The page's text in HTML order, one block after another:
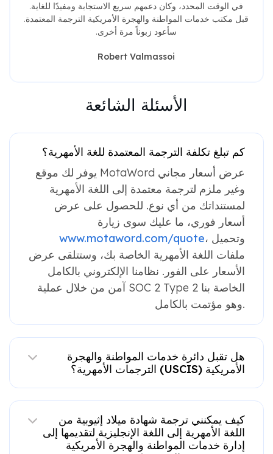
في الوقت المحدد، وكان دعمهم سريع الاستجابة ومفيدًا للغاية.
قبل مكتب خدمات المواطنة والهجرة الأمريكية الترجمة المعتمدة.
سأعود زبوناً مرة أخرى.
Robert Valmassoi
الأسئلة الشائعة
كم تبلغ تكلفة الترجمة المعتمدة للغة الأمهرية؟
يوفر لك موقع MotaWord عرض أسعار مجاني
وغير ملزم لترجمة معتمدة إلى اللغة الأمهرية
لمستنداتك من أي نوع. للحصول على عرض
أسعار فوري، ما عليك سوى زيارة
www.motaword.com/quote، وتحميل
ملفات اللغة الأمهرية الخاصة بك، وستتلقى عرض
الأسعار على الفور. نظامنا الإلكتروني بالكامل
آمن من خلال عملية SOC 2 Type 2 الخاصة بنا
وهو مؤتمت بالكامل.
هل تقبل دائرة خدمات المواطنة والهجرة
الأمريكية (USCIS) الترجمات الأمهرية؟
كيف يمكنني ترجمة شهادة ميلاد إثيوبية من
اللغة الأمهرية إلى اللغة الإنجليزية لتقديمها إلى
إدارة خدمات المواطنة والهجرة الأمريكية